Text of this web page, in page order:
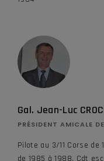
Gal. Jean-Luc
PRÉSIDENT AMICALE
Pilote au 3/11 Corse de
de 1985 à 1988. Cdt